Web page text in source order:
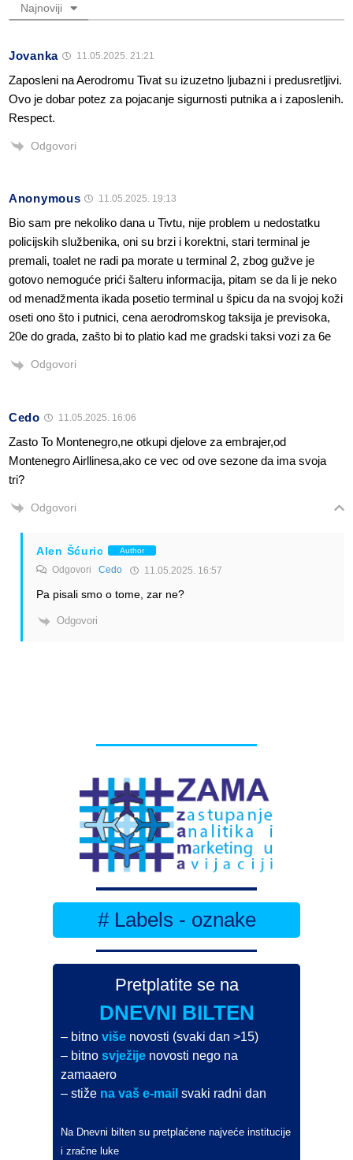
Najnoviji
Jovanka 11.05.2025. 21:21
Zaposleni na Aerodromu Tivat su izuzetno ljubazni i predusretljivi.
Ovo je dobar potez za pojacanje sigurnosti putnika a i zaposlenih.
Respect.
Odgovori
Anonymous 11.05.2025. 19:13
Bio sam pre nekoliko dana u Tivtu, nije problem u nedostatku
policijskih službenika, oni su brzi i korektni, stari terminal je
premali, toalet ne radi pa morate u terminal 2, zbog gužve je
gotovo nemoguće prići šalteru informacija, pitam se da li je neko
od menadžmenta ikada posetio terminal u špicu da na svojoj koži
oseti ono što i putnici, cena aerodromskog taksija je previsoka,
20e do grada, zašto bi to platio kad me gradski taksi vozi za 6e
Odgovori
Cedo 11.05.2025. 16:06
Zasto To Montenegro,ne otkupi djelove za embrajer,od
Montenegro Airllinesa,ako ce vec od ove sezone da ima svoja
tri?
Odgovori
Alen Šćuric Author
Odgovori Cedo 11.05.2025. 16:57
Pa pisali smo o tome, zar ne?
Odgovori
# Labels - oznake
Pretplatite se na
DNEVNI BILTEN
– bitnoviše novosti (svaki dan >15)
– bitnosvježije novosti nego na
zamaaero
– stiže na vaš e-mail svaki radni dan
Na Dnevni bilten su pretplaćene najveće institucije
i zračne luke